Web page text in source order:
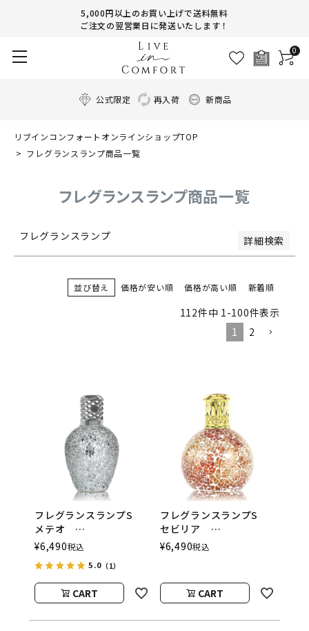
5,000円以上のお買い上げで送料無料
ご注文の翌営業日に発送いたします！
0
公式限定 再入荷 新商品
リブインコンフォートオンラインショップTOP
フレグランスランプ商品一覧
フレグランスランプ商品一覧
フレグランスランプ 詳細検索
商品番号/JANコード
新着順
登録順
価格が高い順
優先度順
並び替え 価格が安い順 価格が高い順 新着順
112件中 1-100件表示
1
2
フレグランスランプS
メテオ
ASHLEIGH&BURWOOD
（アシュレイアンドバー
ウッド）
¥6,490税込
5.0 （1）
CART
フレグランスランプS
セビリア
ASHLEIGH&BURWOOD
（アシュレイアンドバー
¥6,490税込
CART